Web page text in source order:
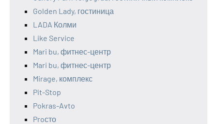
Golden Lady, гостиница
LADA Колми
Like Service
Mari bu, фитнес-центр
Mari bu, фитнес-центр
Mirage, комплекс
Pit-Stop
Pokras-Avto
Proсто